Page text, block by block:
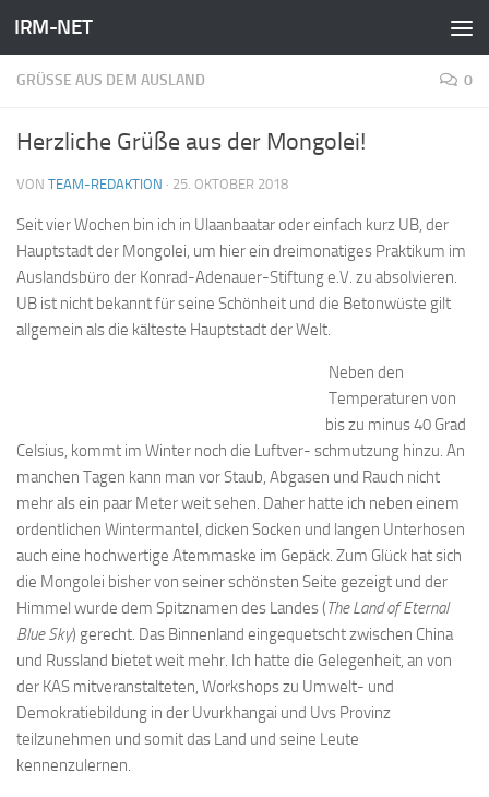
Zum Inhalt springen
IRM-NET
GRÜSSE AUS DEM AUSLAND 0
Herzliche Grüße aus der Mongolei!
VON TEAM-REDAKTION · 25. OKTOBER 2018
Seit vier Wochen bin ich in Ulaanbaatar oder einfach kurz UB, der
Hauptstadt der Mongolei, um hier ein dreimonatiges Praktikum im
Auslandsbüro der Konrad-Adenauer-Stiftung e.V. zu absolvieren.
UB ist nicht bekannt für seine Schönheit und die Betonwüste gilt
allgemein als die kälteste Hauptstadt der Welt.
Neben den
Temperaturen von
bis zu minus 40 Grad
Celsius, kommt im Winter noch die Luftver- schmutzung hinzu. An
manchen Tagen kann man vor Staub, Abgasen und Rauch nicht
mehr als ein paar Meter weit sehen. Daher hatte ich neben einem
ordentlichen Wintermantel, dicken Socken und langen Unterhosen
auch eine hochwertige Atemmaske im Gepäck. Zum Glück hat sich
die Mongolei bisher von seiner schönsten Seite gezeigt und der
Himmel wurde dem Spitznamen des Landes (The Land of Eternal
Blue Sky) gerecht. Das Binnenland eingequetscht zwischen China
und Russland bietet weit mehr. Ich hatte die Gelegenheit, an von
der KAS mitveranstalteten, Workshops zu Umwelt- und
Demokratiebildung in der Uvurkhangai und Uvs Provinz
teilzunehmen und somit das Land und seine Leute
kennenzulernen.